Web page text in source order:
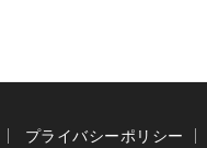
プライバシーポリシー